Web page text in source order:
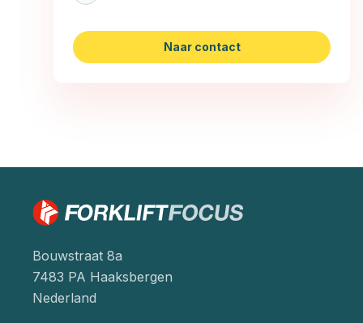
Naar contact
Bouwstraat 8a
7483 PA Haaksbergen
Nederland